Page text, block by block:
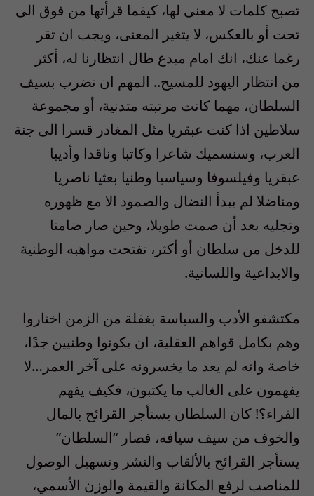
تصبح كلمات لا معنى لها، كيفما قرأتها من فوق الى
تحت أو بالعكس، لا يتغير المعنى، ويجب ان تقر
رغما عنك، انك امام مبدع طال انتظارنا له، أكثر
من انتظار اليهود للمسيح.. المهم ان تضرب بسيف
السلطان، مهما كانت مرتبته متدنية، أو مجموعة
سلاطين اذا كنت عبقريا مثل المغادر قسرا الى جنة
العرب، وسنسميك شاعرا وكاتبا وناقدا وأديبا
عبقريا وفيلسوفا وسياسيا وطنيا بعثيا ناصريا
ومناضلا لم يبدأ النضال والصمود الا مع ظهوره
وتجليه بعد أن صمت طويلا، وحين صار ضامنا
للدخل من سلطان أو أكثر، تفتحت مواهبه الوطنية
والابداعية واللسانية.
مكتشفو الأدب والسياسة بغفلة من الزمن اختاروا
وهم بكامل قواهم العقلية، ان يكونوا وطنيين جدًا،
خاصة وانه لم يعد ما يخسرونه على آخر العمر…لا
يفهمون على الغالب ما يكتبون، فكيف يفهم
القراء؟! كان السلطان يستأجر القرائح بالمال
والخوف من سيف سيافه، فصار “السلطان”
يستأجر القرائح بالألقاب والنشر وتسهيل الوصول
للمناصب لرفع المكانة والقيمة والوزن الأسمي،